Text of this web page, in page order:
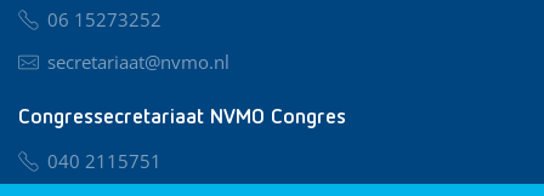
06 15273252
secretariaat@nvmo.nl
Congressecretariaat NVMO Congres
040 2115751